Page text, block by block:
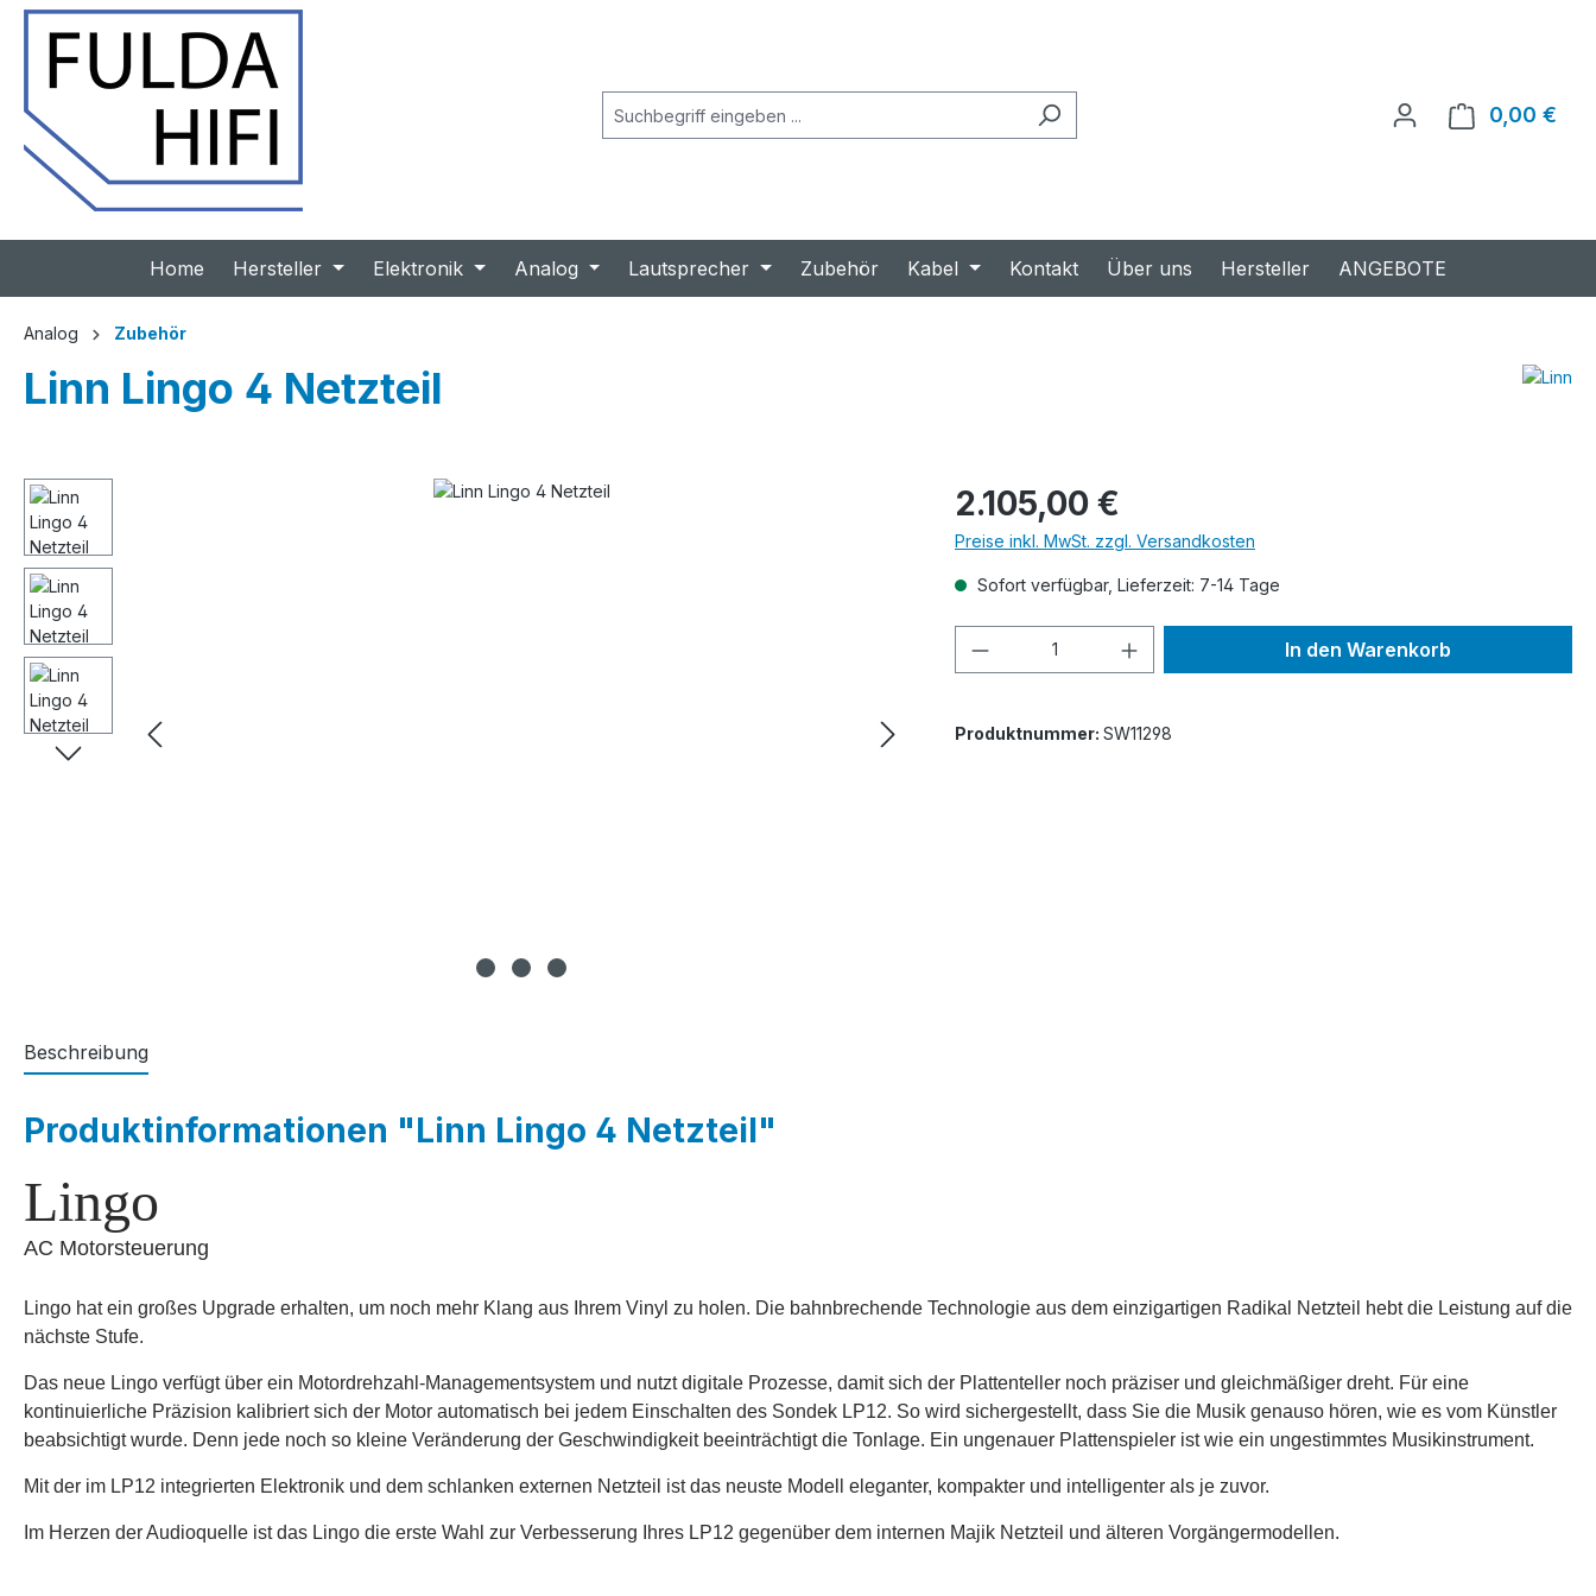
0,00 €
Home Hersteller Elektronik Analog Lautsprecher Zubehör Kabel Kontakt Über uns Hersteller ANGEBOTE
Analog Zubehör
Linn Lingo 4 Netzteil
Bildergalerie überspringen Regulärer Preis:
2.105,00 €
Preise inkl. MwSt. zzgl. Versandkosten
Sofort verfügbar, Lieferzeit: 7-14 Tage
Produkt Anzahl: Gib den gewünschten Wert
In den Warenkorb
Produktnummer: SW11298
Beschreibung
Produktinformationen "Linn Lingo 4 Netzteil"
Lingo
AC Motorsteuerung
Lingo hat ein großes Upgrade erhalten, um noch mehr Klang aus Ihrem Vinyl zu holen. Die bahnbrechende Technologie aus dem einzigartigen Radikal Netzteil hebt die Leistung auf die
nächste Stufe.
Das neue Lingo verfügt über ein Motordrehzahl-Managementsystem und nutzt digitale Prozesse, damit sich der Plattenteller noch präziser und gleichmäßiger dreht. Für eine
kontinuierliche Präzision kalibriert sich der Motor automatisch bei jedem Einschalten des Sondek LP12. So wird sichergestellt, dass Sie die Musik genauso hören, wie es vom Künstler
beabsichtigt wurde. Denn jede noch so kleine Veränderung der Geschwindigkeit beeinträchtigt die Tonlage. Ein ungenauer Plattenspieler ist wie ein ungestimmtes Musikinstrument.
Mit der im LP12 integrierten Elektronik und dem schlanken externen Netzteil ist das neuste Modell eleganter, kompakter und intelligenter als je zuvor.
Im Herzen der Audioquelle ist das Lingo die erste Wahl zur Verbesserung Ihres LP12 gegenüber dem internen Majik Netzteil und älteren Vorgängermodellen.